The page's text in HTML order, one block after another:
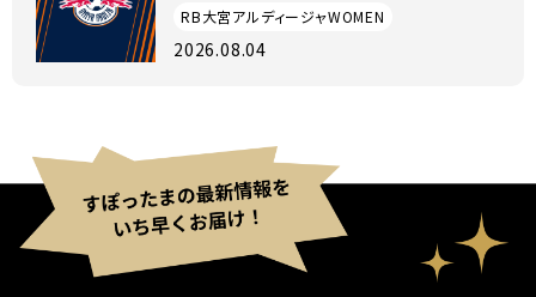
RB大宮アルディージャWOMEN
2026.08.04